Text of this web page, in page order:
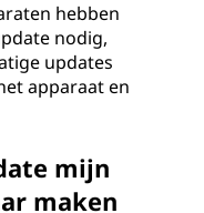
hebben
nodig,
updates
apparaat en
mijn
maken